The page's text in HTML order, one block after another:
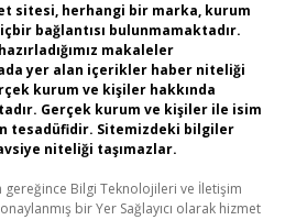
sitesi, herhangi bir marka, kurum
bağlantısı bulunmamaktadır.
makaleler
yer alan içerikler haber niteliği
kurum ve kişiler hakkında
Gerçek kurum ve kişiler ile isim
tesadüfidir. Sitemizdeki bilgiler
niteliği taşımazlar.
gereğince Bilgi Teknolojileri ve İletişim
bir Yer Sağlayıcı olarak hizmet